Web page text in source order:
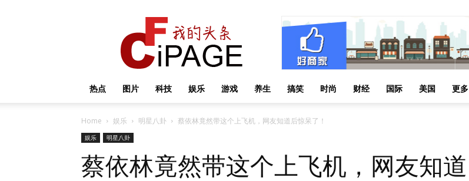
热点 图片 科技 娱乐 游戏 养生 搞笑 时尚 财经 国际 美国 更多
Home 娱乐 明星八卦 蔡依林竟然带这个上飞机，网友知道后惊呆了！
娱乐 明星八卦
蔡依林竟然带这个上飞机，网友知道